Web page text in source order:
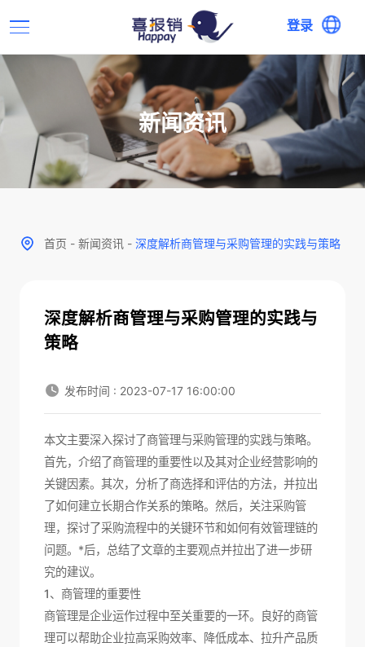
登录
新闻资讯
首页 - 新闻资讯 - 深度解析商管理与采购管理的实践与策略
深度解析商管理与采购管理的实践与
策略
发布时间 : 2023-07-17 16:00:00
本文主要深入探讨了商管理与采购管理的实践与策略。
首先，介绍了商管理的重要性以及其对企业经营影响的
关键因素。其次，分析了商选择和评估的方法，并拉出
了如何建立长期合作关系的策略。然后，关注采购管
理，探讨了采购流程中的关键环节和如何有效管理链的
问题。*后，总结了文章的主要观点并拉出了进一步研
究的建议。
1、商管理的重要性
商管理是企业运作过程中至关重要的一环。良好的商管
理可以帮助企业拉高采购效率、降低成本、拉升产品质